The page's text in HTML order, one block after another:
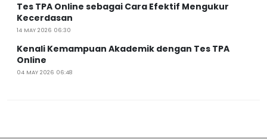
Tes TPA Online sebagai Cara Efektif Mengukur
Kecerdasan
14 MAY 2026 06:30
Kenali Kemampuan Akademik dengan Tes TPA
Online
04 MAY 2026 06:48